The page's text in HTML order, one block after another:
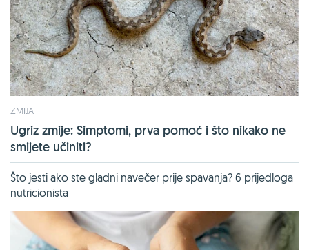
ZMIJA
Ugriz zmije: Simptomi, prva pomoć i što nikako ne
smijete učiniti?
Što jesti ako ste gladni navečer prije spavanja? 6 prijedloga
nutricionista